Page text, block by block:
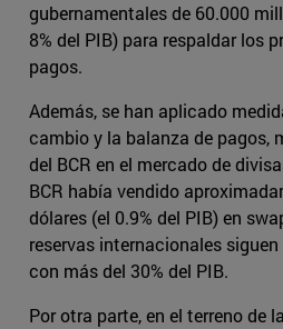
gubernamentales de 60.000
8% del PIB) para respaldar los
pagos.
Además, se han aplicado
cambio y la balanza de pagos,
del BCR en el mercado de
BCR había vendido
dólares (el 0.9% del PIB) en
reservas internacionales
con más del 30% del PIB.
Por otra parte, en el terreno de